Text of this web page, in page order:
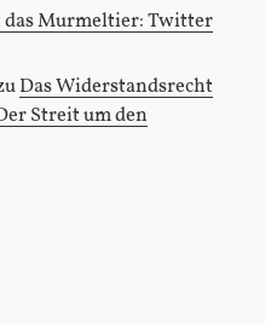
Murmeltier: Twitter
Das Widerstandsrecht
Streit um den